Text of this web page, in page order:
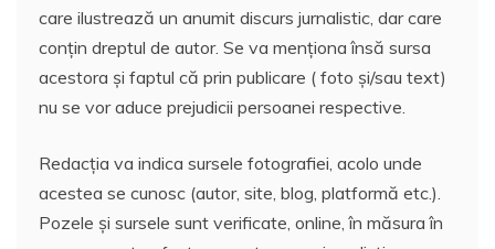
care ilustrează un anumit discurs jurnalistic, dar care
conțin dreptul de autor. Se va menționa însă sursa
acestora și faptul că prin publicare ( foto și/sau text)
nu se vor aduce prejudicii persoanei respective.
Redacția va indica sursele fotografiei, acolo unde
acestea se cunosc (autor, site, blog, platformă etc.).
Pozele și sursele sunt verificate, online, în măsura în